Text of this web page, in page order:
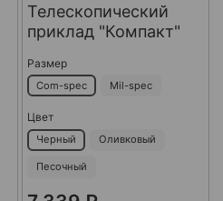
Телескопический
приклад "Компакт"
Размер
Com-spec Mil-spec
Цвет
Черный Оливковый
Песочный